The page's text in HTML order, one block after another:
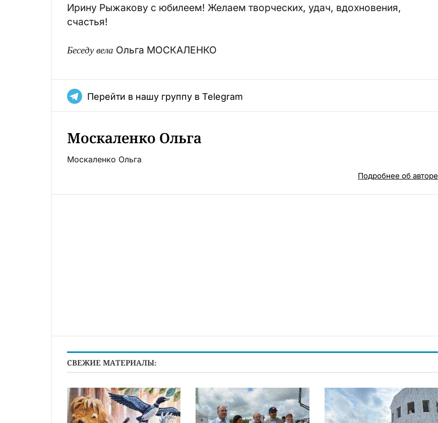
Ирину Рыжакову с юбилеем! Желаем творческих, удач, вдохновения,
счастья!
Беседу вела Ольга МОСКАЛЕНКО
Перейти в нашу группу в Telegram
Москаленко Ольга
Москаленко Ольга
Подробнее об авторе
СВЕЖИЕ МАТЕРИАЛЫ: